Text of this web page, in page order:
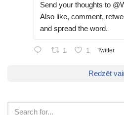
Send your thoughts to
Also like, comment,
and spread the word.
1 1 Twitter
Redzēt